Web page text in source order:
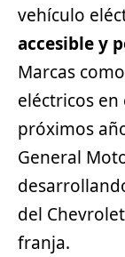
vehículo
accesible y
Marcas
eléctricos
próximos
General
del Chevrolet
franja.